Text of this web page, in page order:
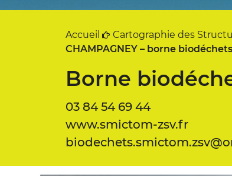
Accueil
Cartographie des
CHAMPAGNEY – borne biodéchets
Borne
03 84 54 69 44
www.smictom-zsv.fr